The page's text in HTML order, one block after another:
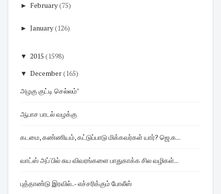
► February(75)
► January(126)
▼ 2015 (1598)
▼ December(165)
அழகு குட்டி செல்லம்’
ஆபாச பாடல் வழக்கு
கடமை, கண்ணியம், கட்டுப்பாடு மிக்கவர்கள் யார்? ஜெ.க...
வாட்ஸ் அப்'பில் சுய விவரங்களை பாதுகாக்க சில வழிகள்...
புத்தாண்டு இரவில்..- எச்சரிக்கும் போலீஸ்